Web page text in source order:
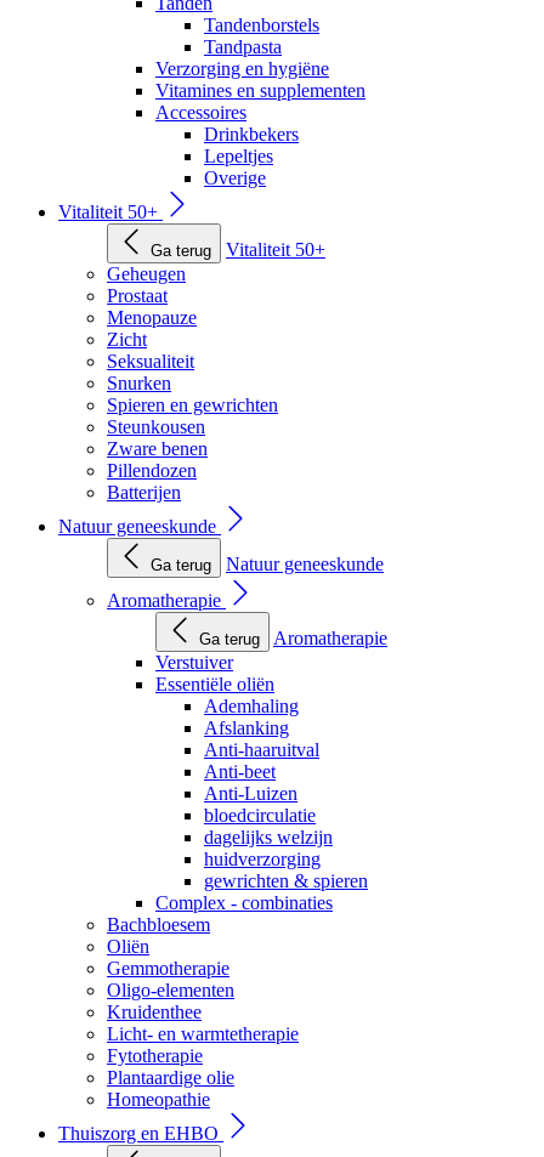
Tandenborstels
Tandpasta
Verzorging en hygiëne
Vitamines en supplementen
Accessoires
Drinkbekers
Lepeltjes
Overige
Vitaliteit 50+
Ga terug
Vitaliteit 50+
Geheugen
Prostaat
Menopauze
Zicht
Seksualiteit
Snurken
Spieren en gewrichten
Steunkousen
Zware benen
Pillendozen
Batterijen
Natuur geneeskunde
Ga terug
Natuur geneeskunde
Aromatherapie
Ga terug
Aromatherapie
Verstuiver
Essentiële oliën
Ademhaling
Afslanking
Anti-haaruitval
Anti-beet
Anti-Luizen
bloedcirculatie
dagelijks welzijn
huidverzorging
gewrichten & spieren
Complex - combinaties
Bachbloesem
Oliën
Gemmotherapie
Oligo-elementen
Kruidenthee
Licht- en warmtetherapie
Fytotherapie
Plantaardige olie
Homeopathie
Thuiszorg en EHBO